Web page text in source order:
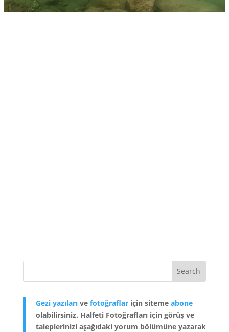
Gezi yazılarıve fotoğraflariçin siteme abone
olabilirsiniz. Halfeti Fotoğrafları için görüş ve
taleplerinizi aşağıdaki yorum bölümüne yazarak